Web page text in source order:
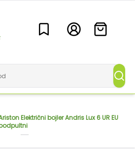
Električni bojler Andris Lux 6 UR EU